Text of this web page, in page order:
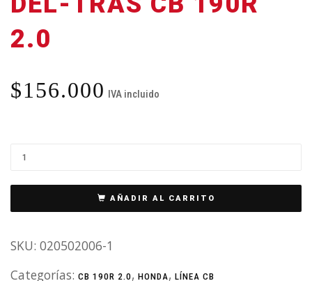
2.0
$156.000 IVA incluido
AÑADIR AL CARRITO
SKU: 020502006-1
Categorías: CB 190R 2.0, HONDA, LÍNEA CB